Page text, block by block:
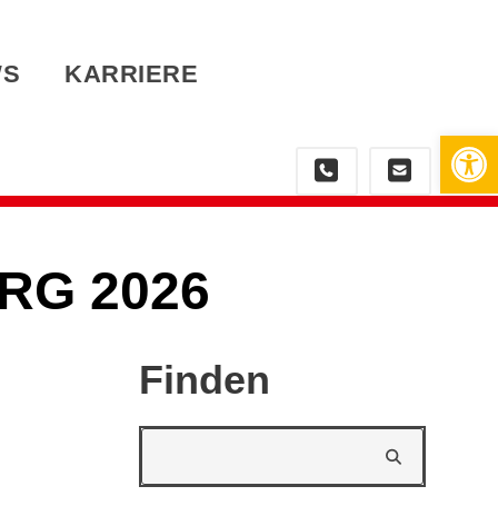
KARRIERE
2026
Finden
Werkzeugleiste öffnen